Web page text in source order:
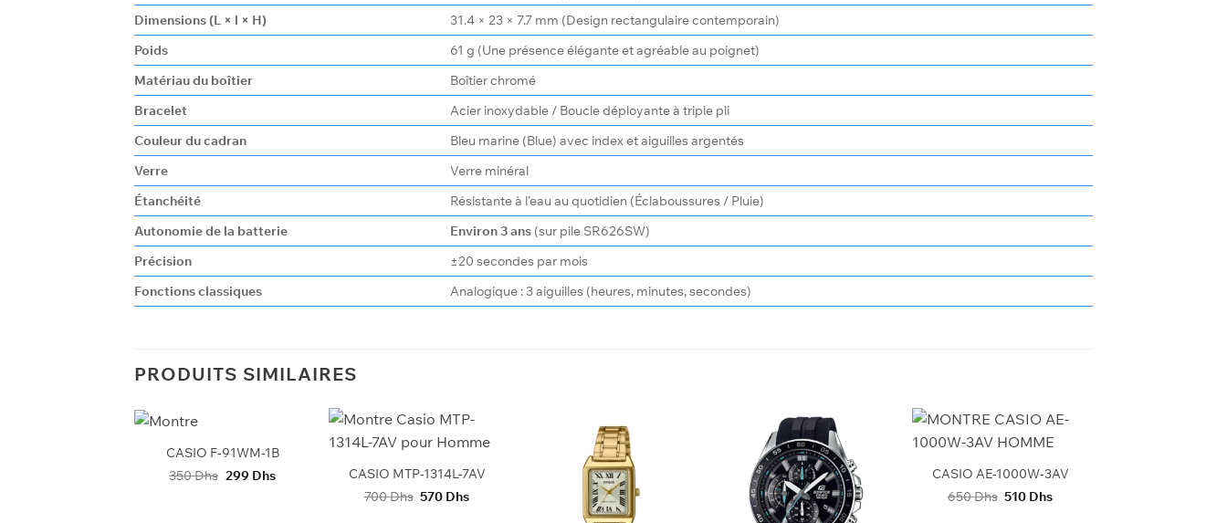
Dimensions (L × l × H)
31.4 × 23 × 7.7 mm (Design rectangulaire contemporain)
Poids
61 g (Une présence élégante et agréable au poignet)
Matériau du boîtier
Boîtier chromé
Bracelet
Acier inoxydable / Boucle déployante à triple pli
Couleur du cadran
Bleu marine (Blue) avec index et aiguilles argentés
Verre
Verre minéral
Étanchéité
Résistante à l’eau au quotidien (Éclaboussures / Pluie)
Autonomie de la batterie
Environ 3 ans (sur pile SR626SW)
Précision
±20 secondes par mois
Fonctions classiques
Analogique : 3 aiguilles (heures, minutes, secondes)
PRODUITS SIMILAIRES
+
CASIO F-91WM-1B
350Dhs Le
299 DhsLe
CASIO MTP-1314L-7AV
700Dhs Le
570 DhsLe
+
CASIO AE-1000W-3AV
650Dhs Le
510 DhsLe